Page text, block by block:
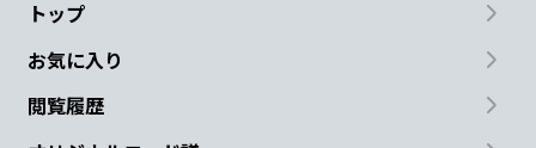
トップ
お気に入り
閲覧履歴